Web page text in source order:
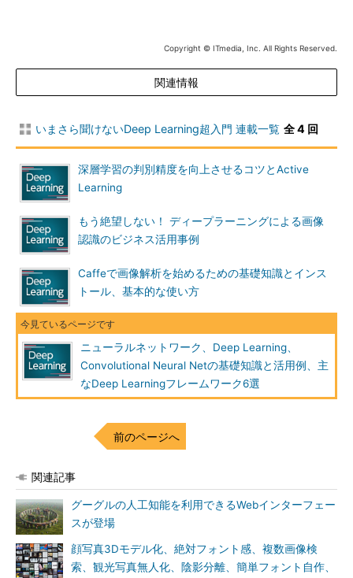
Copyright © ITmedia, Inc. All Rights Reserved.
関連情報
いまさら聞けないDeep Learning超入門 連載一覧 全 4 回
深層学習の判別精度を向上させるコツとActive
Learning
もう絶望しない！ ディープラーニングによる画像
認識のビジネス活用事例
Caffeで画像解析を始めるための基礎知識とインス
トール、基本的な使い方
ニューラルネットワーク、Deep Learning、
Convolutional Neural Netの基礎知識と活用例、主
なDeep Learningフレームワーク6選
前のページへ
関連記事
グーグルの人工知能を利用できるWebインターフェー
スが登場
顔写真3Dモデル化、絶対フォント感、複数画像検
索、観光写真無人化、陰影分離、簡単フォント自作、